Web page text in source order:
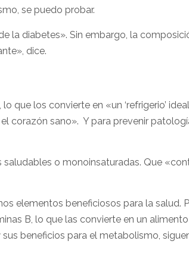
se puedo probar.
la diabetes». Sin embargo, la
dice.
que los convierte en «un ‘refrigerio’
corazón sano». Y para prevenir
o monoinsaturadas. Que
elementos beneficiosos para la salud.
B, lo que las convierte en un
beneficios para el metabolismo,